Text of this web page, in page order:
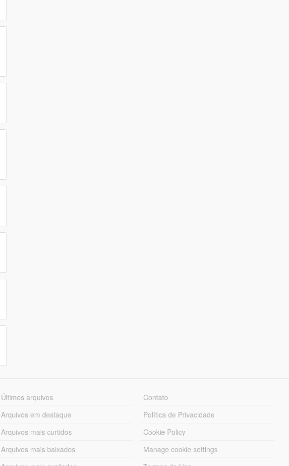
Últimos arquivos
Arquivos em destaque
Arquivos mais curtidos
Arquivos mais baixados
Contato
Política de Privacidade
Cookie Policy
Manage cookie settings